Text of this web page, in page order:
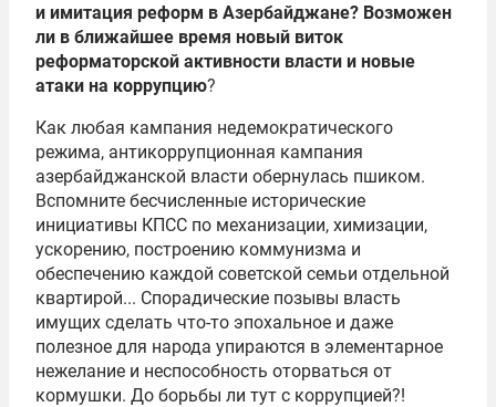
и имитация реформ в Азербайджане? Возможен
ли в ближайшее время новый виток
реформаторской активности власти и новые
атаки на коррупцию?
Как любая кампания недемократического
режима, антикоррупционная кампания
азербайджанской власти обернулась пшиком.
Вспомните бесчисленные исторические
инициативы КПСС по механизации, химизации,
ускорению, построению коммунизма и
обеспечению каждой советской семьи отдельной
квартирой... Спорадические позывы власть
имущих сделать что-то эпохальное и даже
полезное для народа упираются в элементарное
нежелание и неспособность оторваться от
кормушки. До борьбы ли тут с коррупцией?!